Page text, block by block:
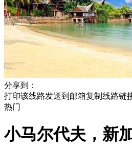
分享到：
打印该线路发送到邮箱复制线路链
热门
小马尔代夫，新